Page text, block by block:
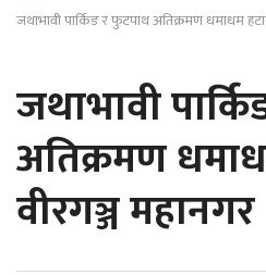
जथाभावी पार्किङ र फुटपाथ अतिक्रमण धमाधम
जथाभावी
अतिक्रमण
वीरगञ्ज महानगर